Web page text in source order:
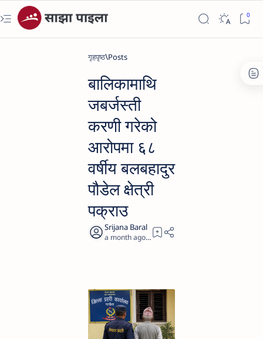
गृहपृष्ठ
बालिकामाथि
जबर्जस्ती
करणी गरेको
आरोपमा ६८
वर्षीय बलबहादुर
पौडेल क्षेत्री
पक्राउ
a month ago0